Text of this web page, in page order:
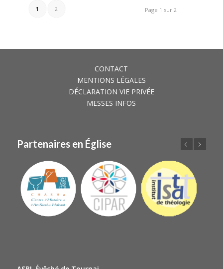
Page 1 sur 2
1 2
CONTACT
MENTIONS LÉGALES
DÉCLARATION VIE PRIVÉE
MESSES INFOS
Partenaires en Église